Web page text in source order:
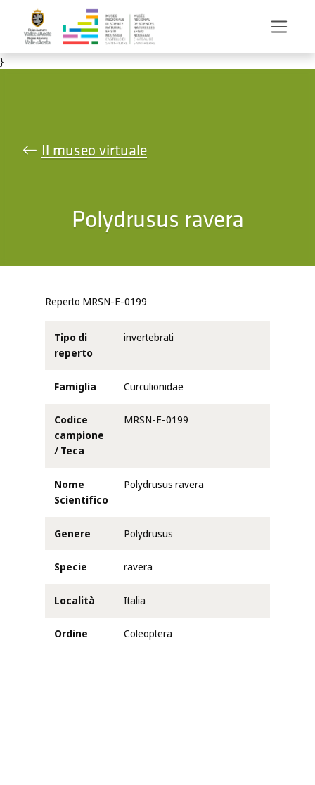
Salta al contenuto principale
}
Il museo virtuale
Polydrusus ravera
Reperto MRSN-E-0199
Tipo di
reperto
invertebrati
Famiglia Curculionidae
Codice
campione
/ Teca
MRSN-E-0199
Nome
Scientifico
Polydrusus ravera
Genere Polydrusus
Specie ravera
Località Italia
Ordine Coleoptera